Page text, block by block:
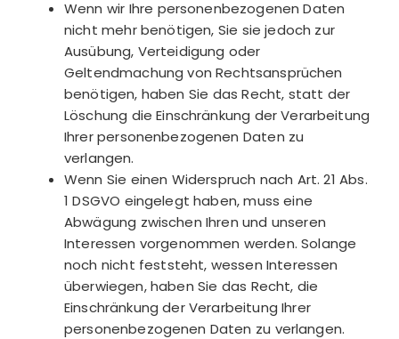
Wenn wir Ihre personenbezogenen Daten
nicht mehr benötigen, Sie sie jedoch zur
Ausübung, Verteidigung oder
Geltendmachung von Rechtsansprüchen
benötigen, haben Sie das Recht, statt der
Löschung die Einschränkung der Verarbeitung
Ihrer personenbezogenen Daten zu
verlangen.
Wenn Sie einen Widerspruch nach Art. 21 Abs.
1 DSGVO eingelegt haben, muss eine
Abwägung zwischen Ihren und unseren
Interessen vorgenommen werden. Solange
noch nicht feststeht, wessen Interessen
überwiegen, haben Sie das Recht, die
Einschränkung der Verarbeitung Ihrer
personenbezogenen Daten zu verlangen.